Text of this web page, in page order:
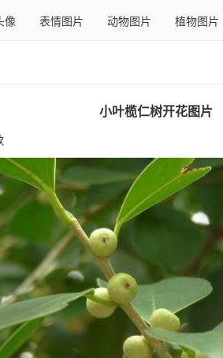
像 表情图片 动物图片 植物图片
小叶榄仁树开花图片